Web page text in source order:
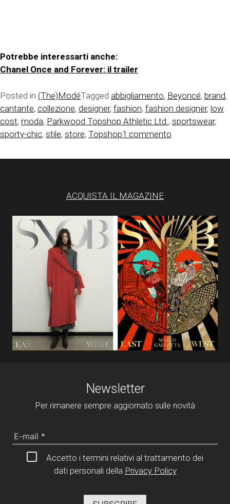
Potrebbe interessarti anche:
Chanel Once and Forever: il trailer
Posted in (The)ModéTagged abbigliamento, Beyoncé, brand,
cantante, collezione, designer, fashion, fashion designer, low
cost, moda, Parkwood Topshop Athletic Ltd. , sportswear,
sporty-chic, stile, store, Topshop1 commento
per
ACQUISTA IL MAGAZINE
Newsletter
Per rimanere sempre aggiornato sulle novità
Accetto i termini relativi al trattamento dei
dati personali della Privacy Policy